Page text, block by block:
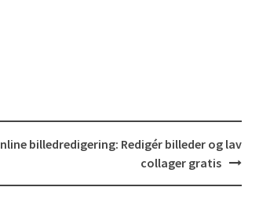
billedredigering: Redigér billeder og lav
collager gratis